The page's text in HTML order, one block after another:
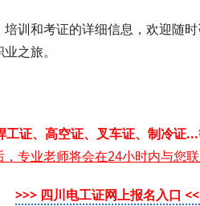
训和考证的详细信息，欢迎随
之旅。
工证 、 高空证、叉车证、制冷证
，专业老师将会在24小时内与您
>>> 四川电工证网上报名入口